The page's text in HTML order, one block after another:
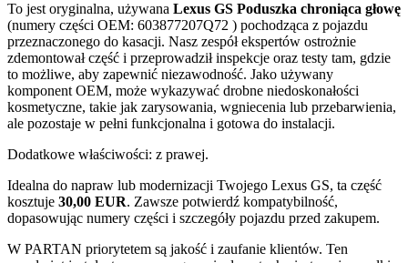
To jest oryginalna, używana Lexus GS Poduszka chroniąca głowę
(numery części OEM: 603877207Q72 ) pochodząca z pojazdu
przeznaczonego do kasacji. Nasz zespół ekspertów ostrożnie
zdemontował część i przeprowadził inspekcje oraz testy tam, gdzie
to możliwe, aby zapewnić niezawodność. Jako używany
komponent OEM, może wykazywać drobne niedoskonałości
kosmetyczne, takie jak zarysowania, wgniecenia lub przebarwienia,
ale pozostaje w pełni funkcjonalna i gotowa do instalacji.
Dodatkowe właściwości: z prawej.
Idealna do napraw lub modernizacji Twojego Lexus GS, ta część
kosztuje 30,00 EUR. Zawsze potwierdź kompatybilność,
dopasowując numery części i szczegóły pojazdu przed zakupem.
W PARTAN priorytetem są jakość i zaufanie klientów. Ten